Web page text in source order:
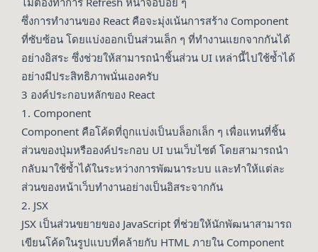
ซึ่งการทำงานของ React คือจะมุ่งเน้นการสร้าง Component
ที่ซับซ้อน โดยแบ่งออกเป็นส่วนเล็ก ๆ ที่ทำงานแยกจากกันได้
อย่างอิสระ ซึ่งช่วยให้สามารถนำชิ้นส่วน UI เหล่านี้ไปใช้ซ้ำได้
อย่างมีประสิทธิภาพนั่นเองครับ
3 องค์ประกอบหลักของ React
1. Component
Component คือโค้ดที่ถูกแบ่งเป็นบล็อกเล็ก ๆ เพื่อแทนที่ชิ้น
ส่วนของปุ่มหรือองค์ประกอบ UI บนเว็บไซต์ โดยสามารถนำ
กลับมาใช้ซ้ำได้ในระหว่างการพัฒนาระบบ และทำให้แต่ละ
ส่วนของหน้าเว็บทำงานอย่างเป็นอิสระจากกัน
2. JSX
JSX เป็นส่วนขยายของ JavaScript ที่ช่วยให้นักพัฒนาสามารถ
เขียนโค้ดในรูปแบบที่คล้ายกับ HTML ภายใน Component